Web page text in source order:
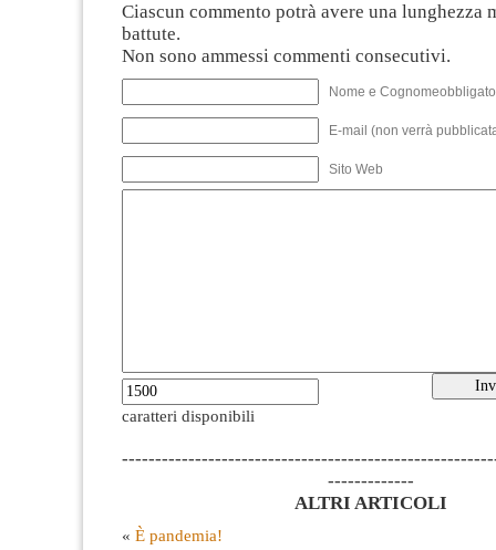
Ciascun commento potrà avere una lunghezza
battute.
Non sono ammessi commenti consecutivi.
Nome e
E-mail (non verrà
Sito Web
caratteri disponibili
-------------
ALTRI ARTICOLI
« È pandemia!